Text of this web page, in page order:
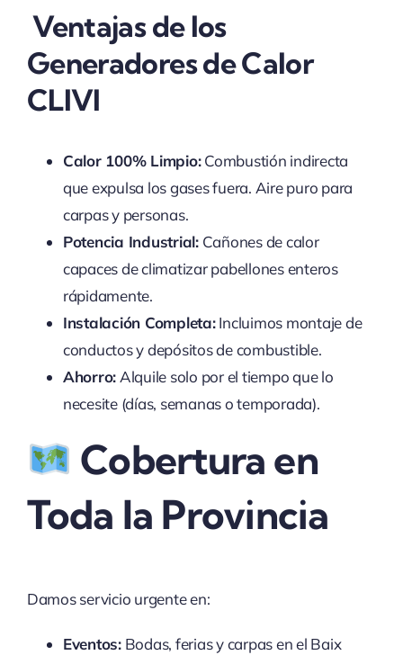
Ventajas de los
Generadores de Calor
CLIVI
Calor 100% Limpio:Combustión indirecta
que expulsa los gases fuera. Aire puro para
carpas y personas.
Potencia Industrial:Cañones de calor
capaces de climatizar pabellones enteros
rápidamente.
Instalación Completa:Incluimos montaje de
conductos y depósitos de combustible.
Ahorro: Alquile solo por el tiempo que lo
necesite (días, semanas o temporada).
Cobertura en
Toda la Provincia
Damos servicio urgente en:
Eventos:Bodas, ferias y carpas en el Baix